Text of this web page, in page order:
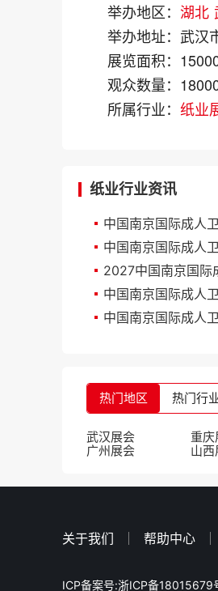
举办地区： 湖北
举办地址： 武汉
展览面积：
观众数量：
所属行业： 纸业
纸业行业资讯
中国南京国际成人
热门地区 热门行
武汉展会 重庆
广州展会
山
关于我们 帮助中心
ICP备案号:浙ICP备18015679